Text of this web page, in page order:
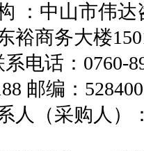
：中山市伟
裕商务大楼
电话：0760-
邮编：528400
人（采购人